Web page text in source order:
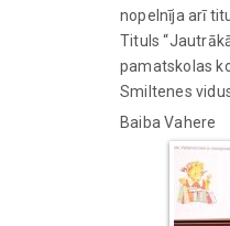
nopelnīja arī
Tituls
pamatskolas
Smiltenes
Baiba Vahere